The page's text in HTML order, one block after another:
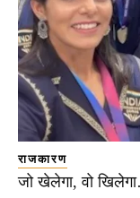
राजकारण
जो खेलेगा, वो